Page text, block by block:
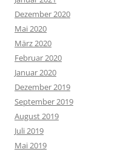
Dezember 2020
Mai 2020
März 2020
Februar 2020
Januar 2020
Dezember 2019
September 2019
August 2019
Juli 2019
Mai 2019